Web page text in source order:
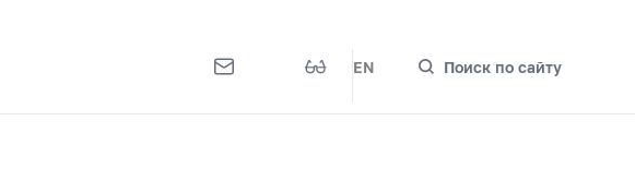
EN Поиск по сайту